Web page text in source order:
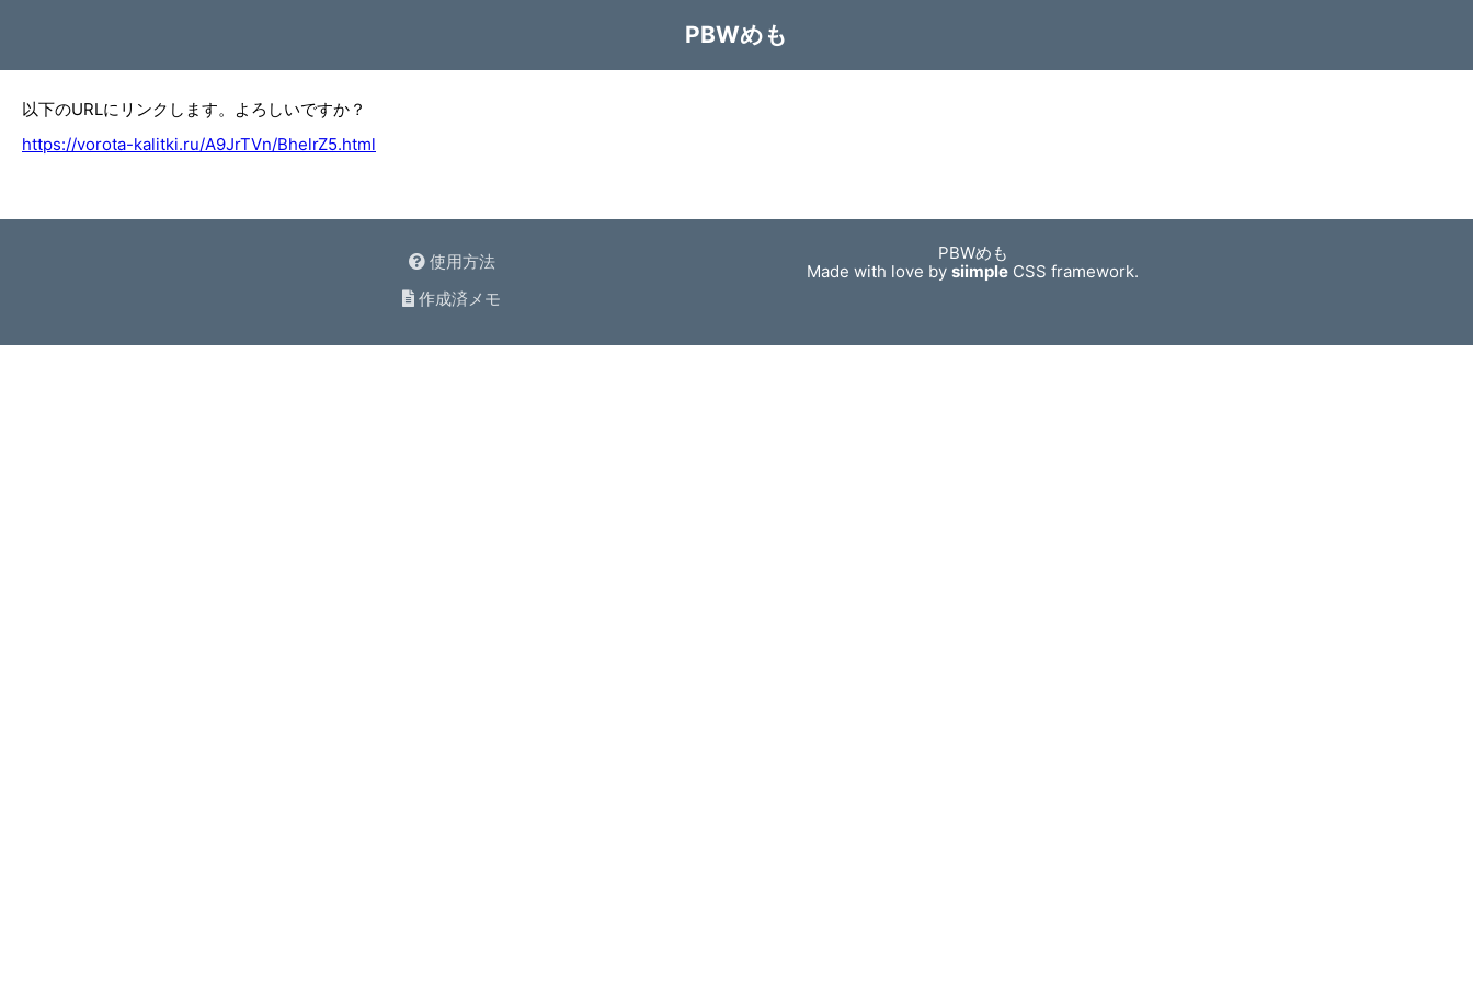
PBWめも
以下のURLにリンクします。よろしいですか？
https://vorota-kalitki.ru/A9JrTVn/BhelrZ5.html
使用方法
作成済メモ
PBWめも
Made with love bysiimple CSS framework.